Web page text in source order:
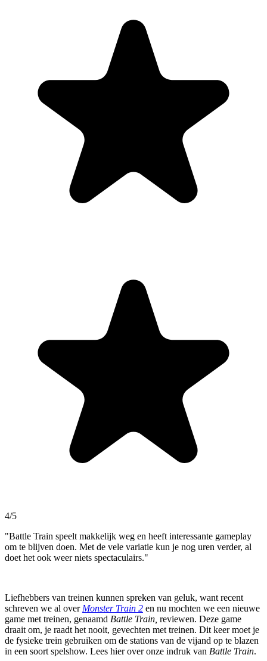
4/5
"Battle Train speelt makkelijk weg en heeft interessante gameplay
om te blijven doen. Met de vele variatie kun je nog uren verder, al
doet het ook weer niets spectaculairs."
Liefhebbers van treinen kunnen spreken van geluk, want recent
schreven we al over Monster Train 2 en nu mochten we een nieuwe
game met treinen, genaamd Battle Train, reviewen. Deze game
draait om, je raadt het nooit, gevechten met treinen. Dit keer moet je
de fysieke trein gebruiken om de stations van de vijand op te blazen
in een soort spelshow. Lees hier over onze indruk van Battle Train.